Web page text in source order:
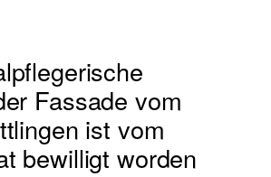
Fassade vom
ist vom
bewilligt worden